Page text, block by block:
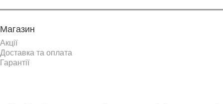
Магазин
Акції
Доставка та оплата
Гарантії